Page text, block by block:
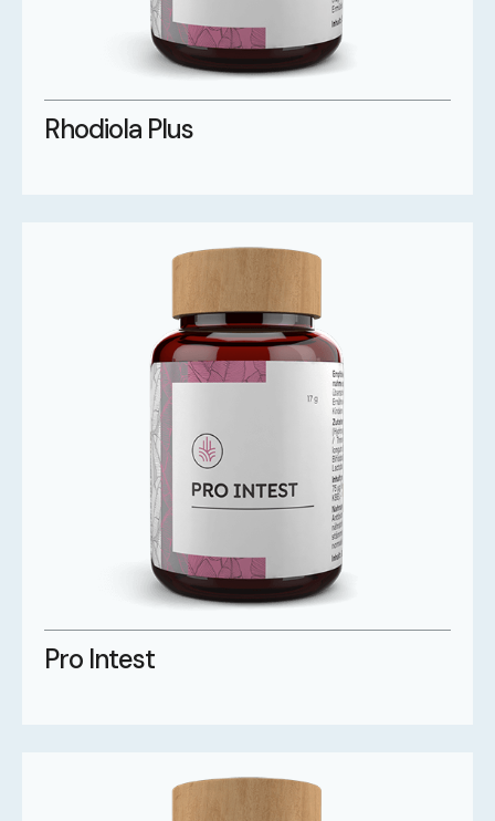
Rhodiola Plus
Pro Intest